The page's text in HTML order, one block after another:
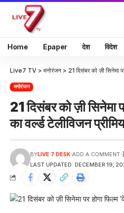
Home Epaper देश विदेश
Live7 TV > मनोरंजन > 21 दिसंबर को ज़ी सिनेमा पर
मनोरंजन
21 दिसंबर को ज़ी सिनेमा
का वर्ल्ड टेलीविजन
LAST UPDATED: DECEMBER 19,
BYLIVE 7 DESK ADD A COMMENT